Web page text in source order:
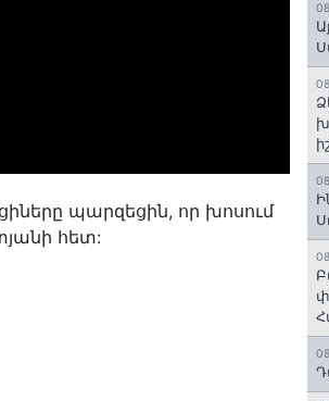
պարզեցին, որ խոսում
հետ: